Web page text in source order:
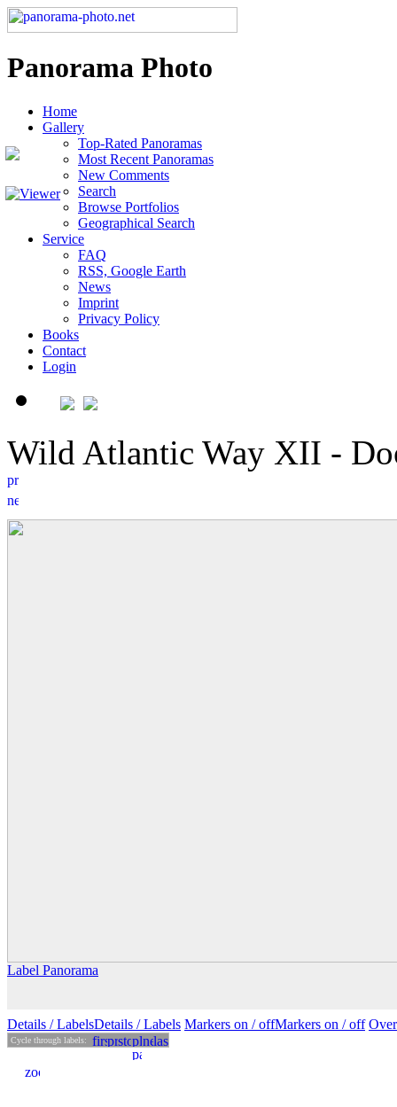
Panorama Photo
Home
Gallery
Top-Rated Panoramas
Most Recent Panoramas
New Comments
Search
Browse Portfolios
Geographical Search
Service
FAQ
RSS, Google Earth
News
Imprint
Privacy Policy
Books
Contact
Login
Wild Atlantic Way XII -
Label Panorama
Details / LabelsDetails /Labels Markers on /offMarkers on / off
Cycle through labels: